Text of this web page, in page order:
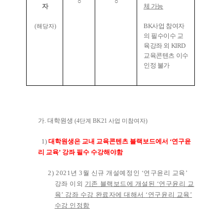
자
(해당자)
체 가능
BK사업 참여자
의 필수이수 교
육강좌 외 KIRD
교육콘텐츠 이수
인정 불가
가.대학원생(4단계BK21 사업 미참여자)
1)대학원생은 교내 교육콘텐츠 블랙보드에서 ‘연구윤
리 교육’ 강좌 필수 수강해야함
2) 2021년3 월 신규 개설예정인 ‘연구윤리 교육 ’
강좌 이외 기존 블랙보드에 개설된 ‘연구윤리 교
육’ 강좌 수강 완료자에 대해서 ‘ 연구윤리 교육 ’
수강 인정함